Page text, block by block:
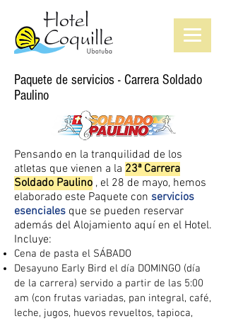
Paquete de servicios - Carrera Soldado
Paulino
Pensando en la tranquilidad de los
atletas que vienen a la 23ª Carrera
Soldado Paulino , el 28 de mayo, hemos
elaborado este Paquete con servicios
esenciales que se pueden reservar
además del Alojamiento aquí en el Hotel.
Incluye:
Cena de pasta el SÁBADO
Desayuno Early Bird el día DOMINGO (día
de la carrera) servido a partir de las 5:00
am (con frutas variadas, pan integral, café,
leche, jugos, huevos revueltos, tapioca,